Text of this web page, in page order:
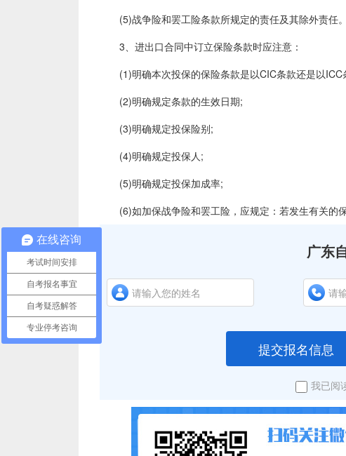
(5)战争险和罢工险条款所规定的责任及其除外责任。
3、进出口合同中订立保险条款时应注意：
(1)明确本次投保的保险条款是以CIC条款还是以ICC
(2)明确规定条款的生效日期;
(3)明确规定投保险别;
(4)明确规定投保人;
(5)明确规定投保加成率;
(6)如加保战争险和罢工险，应规定：若发生有关的保
广东
提交报名信息
我已阅
在线咨询
考试时间安排
自考报名事宜
自考疑惑解答
专业停考咨询